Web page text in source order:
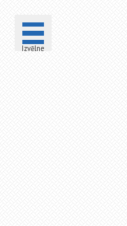
Izvēlne